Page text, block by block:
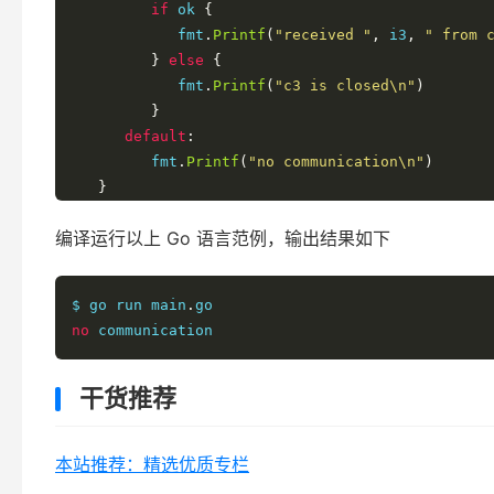
if ok {
            fmt
. Printf ( "received " , i3 , " from
} else
{
            fmt
. Printf ( "c3 is closed\n" )
}
default :
         fmt
. Printf ( "no communication\n" )
}
编译运行以上 Go 语言范例，输出结果如下
$ go run main .
no communication
干货推荐
本站推荐：精选优质专栏